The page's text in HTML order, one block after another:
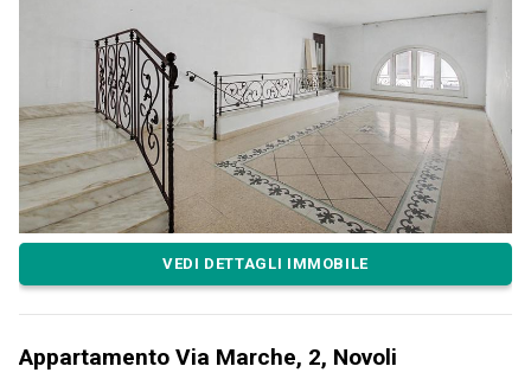
VEDI DETTAGLI IMMOBILE
Appartamento Via Marche, 2, Novoli